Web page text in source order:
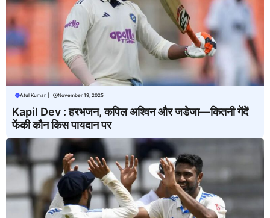
Atul Kumar November 19, 2025
Kapil Dev : हरभजन, कपिल अश्विन और जडेजा—कितनी गेंदें
फेंकी कौन किस पायदान पर